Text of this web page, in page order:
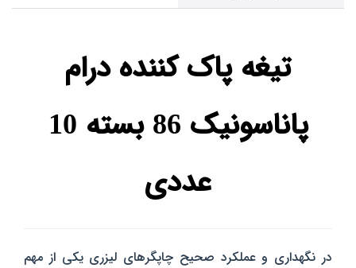
تیغه پاک‌ کننده درام
پاناسونیک 86 بسته 10
عددی
در نگهداری و عملکرد صحیح چاپگرهای لیزری یکی از مهم‌